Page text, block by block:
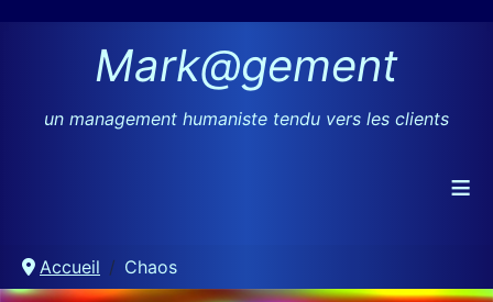
Mark@gement
un management humaniste tendu vers les clients
≡
Accueil Chaos